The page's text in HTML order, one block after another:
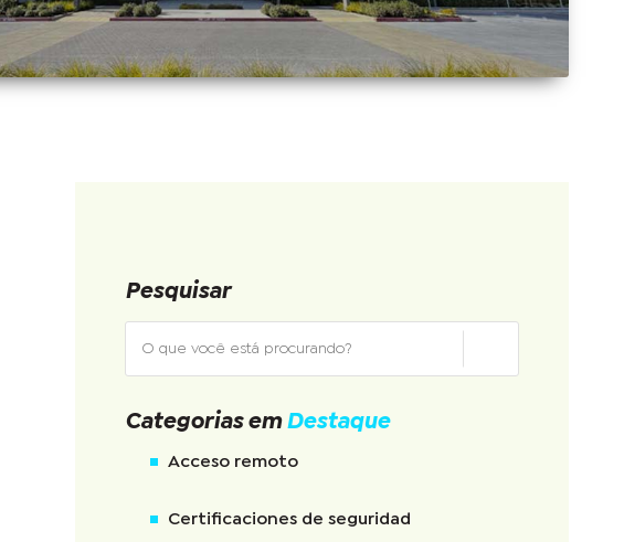
Pesquisar
Categorias em Destaque
Acceso remoto
Certificaciones de seguridad